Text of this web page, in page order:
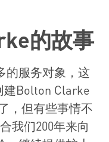
的故事
的服务对象，这
建Bolton Clarke
，但有些事情不
我们200年来向